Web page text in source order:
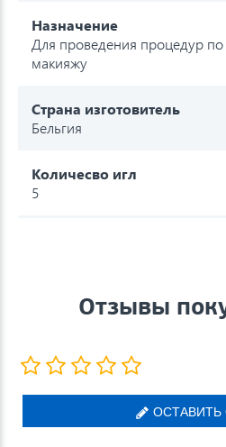
Назначение
Для проведения процедур
макияжу
Страна изготовитель
Бельгия
Количесво игл
5
Отзывы
ОСТАВИТЬ